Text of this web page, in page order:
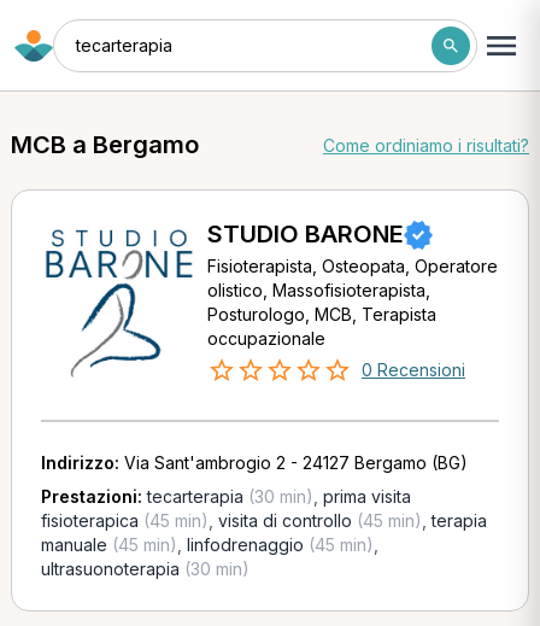
tecarterapia
MCB a Bergamo Come ordiniamo i risultati?
STUDIO BARONE
Fisioterapista, Osteopata, Operatore
olistico, Massofisioterapista,
Posturologo, MCB, Terapista
occupazionale
0 Recensioni
Indirizzo: Via Sant'ambrogio 2 - 24127 Bergamo (BG)
Prestazioni:tecarterapia (30 min) prima visita
fisioterapica (45 min) visita di controllo (45 min) ,terapia
manuale (45 min) linfodrenaggio (45 min)
ultrasuonoterapia (30 min)